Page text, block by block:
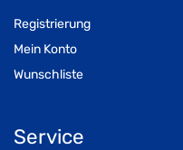
Registrierung
Mein Konto
Wunschliste
Service